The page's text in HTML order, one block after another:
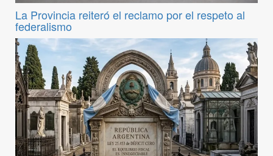
La Provincia reiteró el reclamo por el respeto al
federalismo